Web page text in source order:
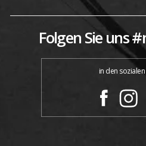
Folgen Sie uns
in den